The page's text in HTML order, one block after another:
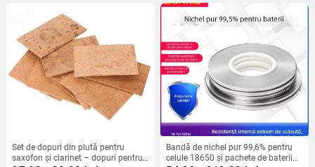
Set de dopuri din plută pentru
saxofon și clarinet – dopuri pentru
Bandă de nichel pur 99,6% pentru
celule 18650 și pachete de baterii